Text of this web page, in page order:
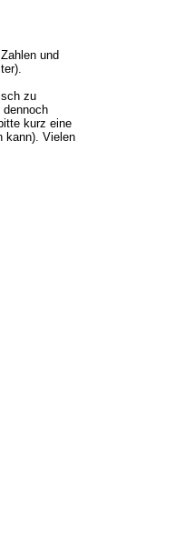
und
zu
kurz eine
kann). Vielen